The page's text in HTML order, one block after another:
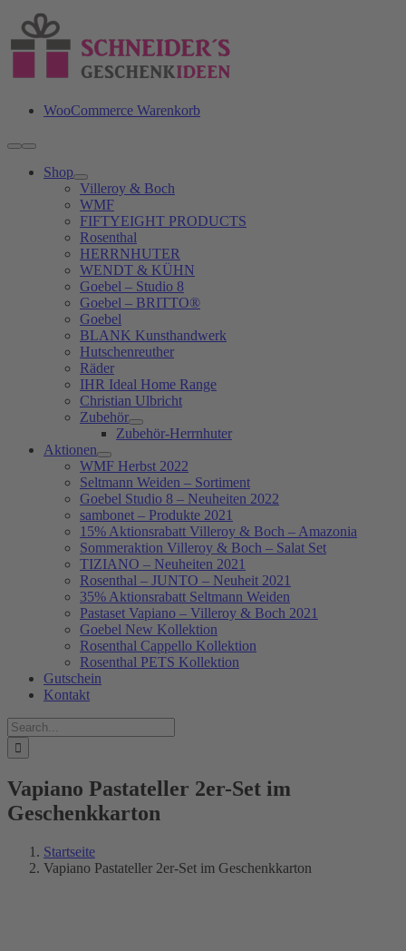
Inhalt
springen
WooCommerce Warenkorb
Toggle
Navigation
Shop
Villeroy & Boch
WMF
FIFTYEIGHT PRODUCTS
Rosenthal
HERRNHUTER
WENDT & KÜHN
Goebel – Studio 8
Goebel – BRITTO®
Goebel
BLANK Kunsthandwerk
Hutschenreuther
Räder
IHR Ideal Home Range
Christian Ulbricht
Zubehör
Zubehör-Herrnhuter
Aktionen
WMF Herbst 2022
Seltmann Weiden – Sortiment
Goebel Studio 8 – Neuheiten 2022
sambonet – Produkte 2021
15% Aktionsrabatt Villeroy & Boch – Amazonia
Sommeraktion Villeroy & Boch – Salat Set
TIZIANO – Neuheiten 2021
Rosenthal – JUNTO – Neuheit 2021
35% Aktionsrabatt Seltmann Weiden
Pastaset Vapiano – Villeroy & Boch 2021
Goebel New Kollektion
Rosenthal Cappello Kollektion
Rosenthal PETS Kollektion
Gutschein
Kontakt
Suche
nach:
Vapiano Pastateller 2er-Set im
Geschenkkarton
Startseite
Vapiano Pastateller 2er-Set im Geschenkkarton